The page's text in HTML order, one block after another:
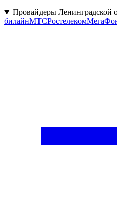
Провайдеры Ленинградской
билайнМТСРостелеком